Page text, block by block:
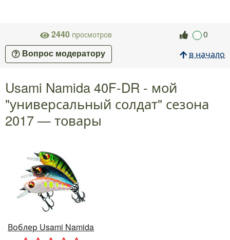
2440 просмотров 0
Вопрос модератору в начало
Usami Namida 40F-DR - мой
"универсальный солдат" сезона
2017 — товары
Воблер Usami Namida